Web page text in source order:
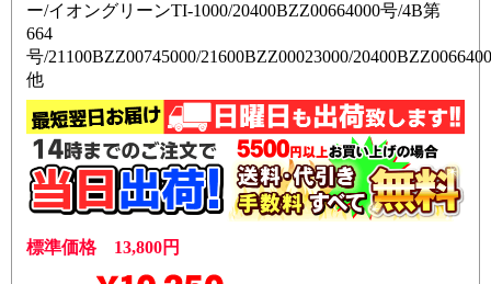
ー/イオングリーンTI-1000/20400BZZ00664000号/4B第
664
号/21100BZZ00745000/21600BZZ00023000/
他
標準価格 13,800円